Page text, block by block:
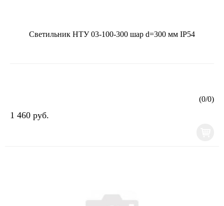
Светильник НТУ 03-100-300 шар d=300 мм IP54
(0/0)
1 460 руб.